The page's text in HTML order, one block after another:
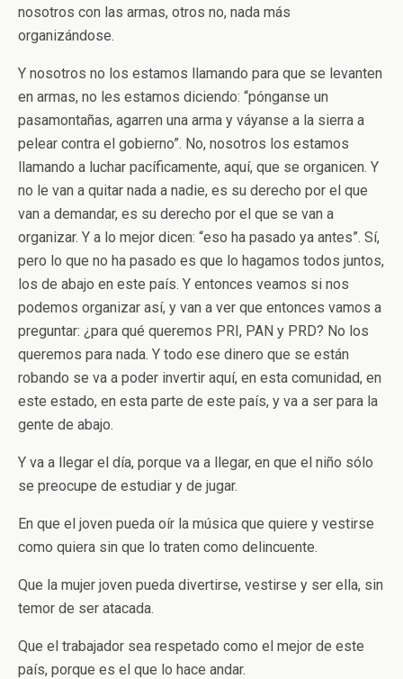
nosotros con las armas, otros no, nada más
organizándose.
Y nosotros no los estamos llamando para que se levanten
en armas, no les estamos diciendo: “pónganse un
pasamontañas, agarren una arma y váyanse a la sierra a
pelear contra el gobierno”. No, nosotros los estamos
llamando a luchar pacíficamente, aquí, que se organicen. Y
no le van a quitar nada a nadie, es su derecho por el que
van a demandar, es su derecho por el que se van a
organizar. Y a lo mejor dicen: “eso ha pasado ya antes”. Sí,
pero lo que no ha pasado es que lo hagamos todos juntos,
los de abajo en este país. Y entonces veamos si nos
podemos organizar así, y van a ver que entonces vamos a
preguntar: ¿para qué queremos PRI, PAN y PRD? No los
queremos para nada. Y todo ese dinero que se están
robando se va a poder invertir aquí, en esta comunidad, en
este estado, en esta parte de este país, y va a ser para la
gente de abajo.
Y va a llegar el día, porque va a llegar, en que el niño sólo
se preocupe de estudiar y de jugar.
En que el joven pueda oír la música que quiere y vestirse
como quiera sin que lo traten como delincuente.
Que la mujer joven pueda divertirse, vestirse y ser ella, sin
temor de ser atacada.
Que el trabajador sea respetado como el mejor de este
país, porque es el que lo hace andar.